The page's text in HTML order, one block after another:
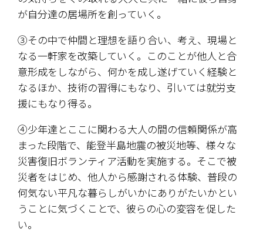
が自分達の居場所を創っていく。
③その中で仲間と理想を語り合い、考え、現場と
なる一軒家を改築していく。このことが他人と合
意形成をしながら、何かを成し遂げていく経験と
なるほか、技術の習得にもなり、引いては就労支
援にもなり得る。
④少年達とここに関わる大人の間の信頼関係が高
まった段階で、能登半島地震の被災地等、様々な
災害復旧ボランティア活動を実施する。そこで被
災者をはじめ、他人から感謝される体験、普段の
何気ない平凡な暮らしがいかにありがたいかとい
うことに気づくことで、彼らの心の変容を促した
い。